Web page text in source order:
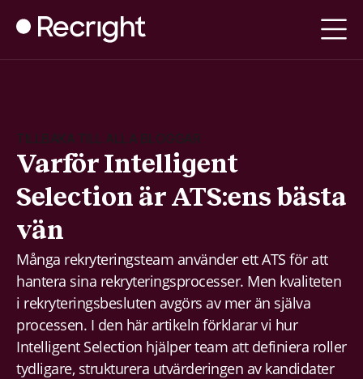
TILLBAKA TILL ALLA BLOGGAR
Varför Intelligent
Selection är ATS:ens bästa
vän
Många rekryteringsteam använder ett ATS för att
hantera sina rekryteringsprocesser. Men kvaliteten
i rekryteringsbesluten avgörs av mer än själva
processen. I den här artikeln förklarar vi hur
Intelligent Selection hjälper team att definiera roller
tydligare, strukturera utvärderingen av kandidater